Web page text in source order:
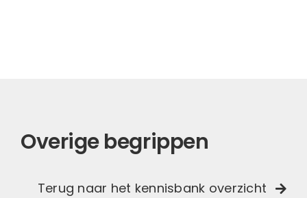
Overige begrippen
Terug naar het kennisbank overzicht